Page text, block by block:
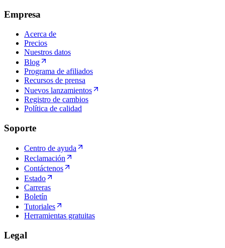
Empresa
Acerca de
Precios
Nuestros datos
Blog
Programa de afiliados
Recursos de prensa
Nuevos lanzamientos
Registro de cambios
Política de calidad
Soporte
Centro de ayuda
Reclamación
Contáctenos
Estado
Carreras
Boletín
Tutoriales
Herramientas gratuitas
Legal